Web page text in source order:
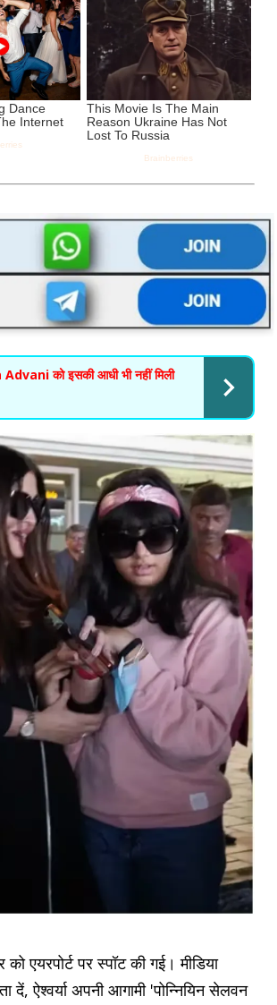
को इसकी आधी भी नहीं मिली
एयरपोर्ट पर स्पॉट की गई। मीडिया
दें, ऐश्वर्या अपनी आगामी 'पोन्नियिन सेलवन